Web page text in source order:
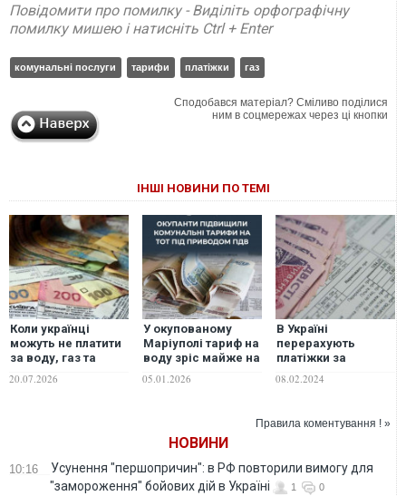
Повідомити про помилку - Виділіть орфографічну
помилку мишею і натисніть Ctrl + Enter
комунальні послуги тарифи платіжки газ
Сподобався матеріал? Сміливо поділися
ним в соцмережах через ці кнопки
ІНШІ НОВИНИ ПО ТЕМІ
Коли українці
можуть не платити
за воду, газ та
експерта
20.07.2026
У окупованому
Маріуполі тариф на
воду зріс майже на
на 292%, - ЦПД
05.01.2026
В Україні
перерахують
платіжки за
комунальні
08.02.2024
Правила коментування ! »
НОВИНИ
10:16
Усунення "першопричин": в РФ повторили вимогу для
"замороження" бойових дій в Україні
1 0